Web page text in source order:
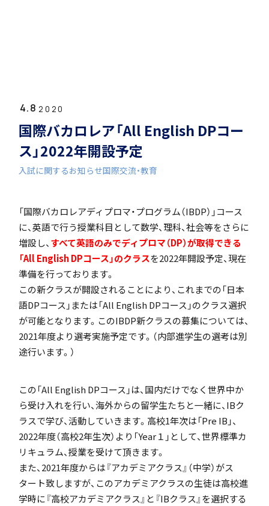
4.8 2020
国際バカロレア「All English DPコー
ス」2022年開設予定
入試に関するお知らせ国際交流・教育
「国際バカロレアディプロマ・プログラム（IBDP）」コース
に、英語で行う授業科目として数学、理科、社会等をさらに
増設し、すべて英語のみでディプロマ（DP）が取得できる
「All English DPコース」のクラスを2022年開設予定、現在
準備を行っております。
この新クラスが開設されることにより、これまでの「日本
語DPコース」または「All English DPコース」のクラス選択
が可能となります。このIBDP新クラスの募集については、
2021年度より選考実施予定です。（内部進学生の選考は別
途行います。）
この「All English DPコース」は、国内だけでなく世界中か
ら受け入れを行い、海外からの留学生たちと一緒に、IBク
ラスで学び、活動していきます。高校1年次は「Pre IB」、
2022年度（高校2年生次）より「Year１」として、世界標準カ
リキュラム、授業を受けて頂きます。
また、2021年度からは『アカデミアクラス』（中学）がス
タート致しますが、このアカデミアクラスの生徒は高校進
学時に『高校アカデミアクラス』と『IBクラス』を選択する
学校長挨拶
「SDGs」の取り組みについて
特色
茗溪ジェネラルクラス（MG）